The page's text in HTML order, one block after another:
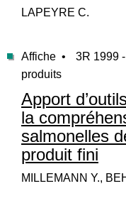
LAPEYRE C.
Affiche •
3R 1999
produits
Apport
la
salmonelles
produit fini
MILLEMANN Y.,